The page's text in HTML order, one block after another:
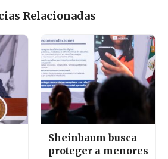
Relacionadas
Sheinbaum busca
proteger a menores